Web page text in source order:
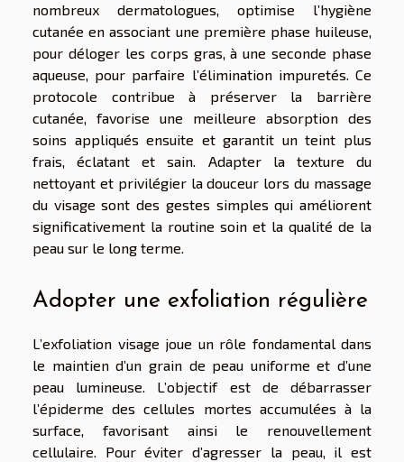
nombreux dermatologues, optimise l’hygiène
cutanée en associant une première phase huileuse,
pour déloger les corps gras, à une seconde phase
aqueuse, pour parfaire l’élimination impuretés. Ce
protocole contribue à préserver la barrière
cutanée, favorise une meilleure absorption des
soins appliqués ensuite et garantit un teint plus
frais, éclatant et sain. Adapter la texture du
nettoyant et privilégier la douceur lors du massage
du visage sont des gestes simples qui améliorent
significativement la routine soin et la qualité de la
peau sur le long terme.
Adopter une exfoliation régulière
L’exfoliation visage joue un rôle fondamental dans
le maintien d’un grain de peau uniforme et d’une
peau lumineuse. L’objectif est de débarrasser
l’épiderme des cellules mortes accumulées à la
surface, favorisant ainsi le renouvellement
cellulaire. Pour éviter d’agresser la peau, il est